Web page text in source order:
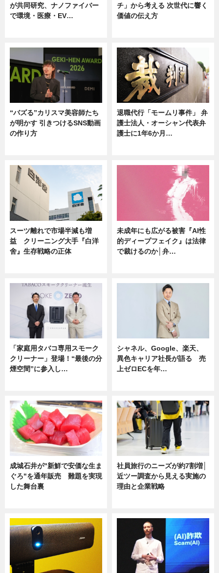
が共同研究、ナノファイバー
で環境・医療・EV…
チ」から考える 次世代に響く
価値の伝え方
“バズる”カリスマ美容師たち
が明かす 引きつけるSNS動画
の作り方
退職代行「モームリ事件」 弁
護士法人・オーシャン代表弁
護士に1年6か月…
スーツ離れで市場半減も増
益 クリーニング大手『白洋
舍』生存戦略の正体
未成年にも広がる被害『AI性
的ディープフェイク』は法律
で裁けるのか│弁…
「家庭用タバコ専用スモーク
クリーナー」登場！“最後の分
煙空間”に参入し…
シャネル、Google、楽天、
異色キャリア社長が語る 売
上ゼロECを年…
成城石井が"新鮮で安価な生ま
ぐろ"を通年販売 難題を実現
した舞台裏
社員旅行のニーズが約7割増│
近ツー調査から見える実施の
理由と企業戦略